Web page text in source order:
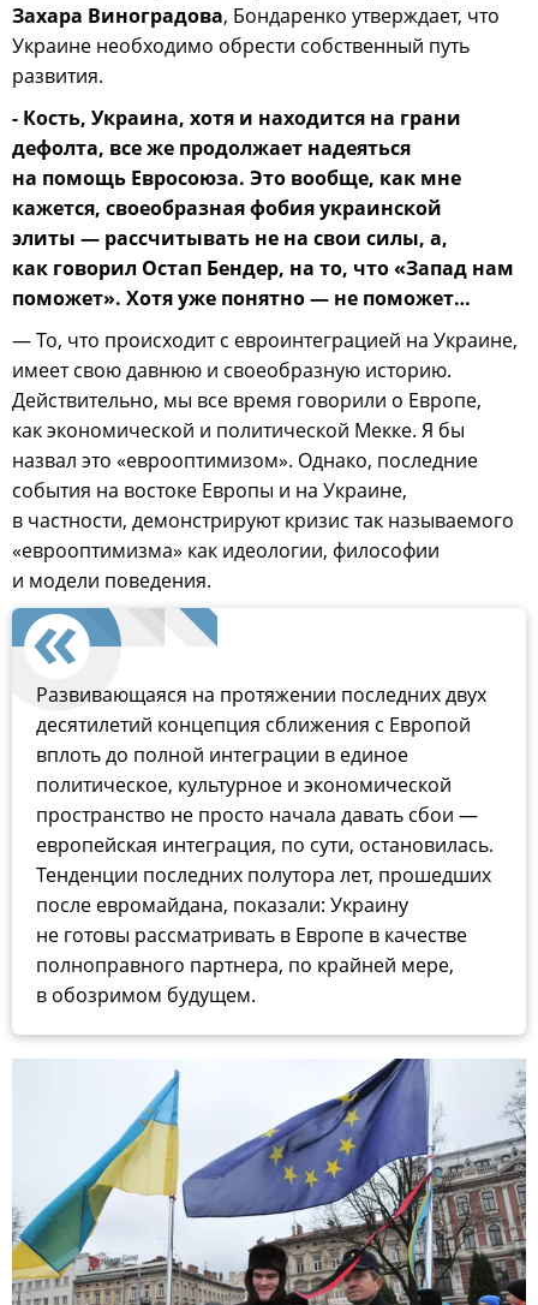
Захара Виноградова, Бондаренко утверждает, что
Украине необходимо обрести собственный путь
развития.
- Кость, Украина, хотя и находится на грани
дефолта, все же продолжает надеяться
на помощь Евросоюза. Это вообще, как мне
кажется, своеобразная фобия украинской
элиты — рассчитывать не на свои силы, а,
как говорил Остап Бендер, на то, что «Запад нам
поможет». Хотя уже понятно — не поможет…
— То, что происходит с евроинтеграцией на Украине,
имеет свою давнюю и своеобразную историю.
Действительно, мы все время говорили о Европе,
как экономической и политической Мекке. Я бы
назвал это «еврооптимизом». Однако, последние
события на востоке Европы и на Украине,
в частности, демонстрируют кризис так называемого
«еврооптимизма» как идеологии, философии
и модели поведения.
Развивающаяся на протяжении последних двух
десятилетий концепция сближения с Европой
вплоть до полной интеграции в единое
политическое, культурное и экономической
пространство не просто начала давать сбои —
европейская интеграция, по сути, остановилась.
Тенденции последних полутора лет, прошедших
после евромайдана, показали: Украину
не готовы рассматривать в Европе в качестве
полноправного партнера, по крайней мере,
в обозримом будущем.